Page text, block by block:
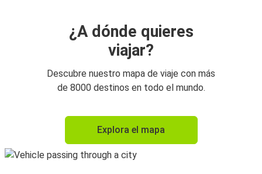
¿A dónde quieres
viajar?
Descubre nuestro mapa de viaje con más
de 8000 destinos en todo el mundo.
Explora el mapa